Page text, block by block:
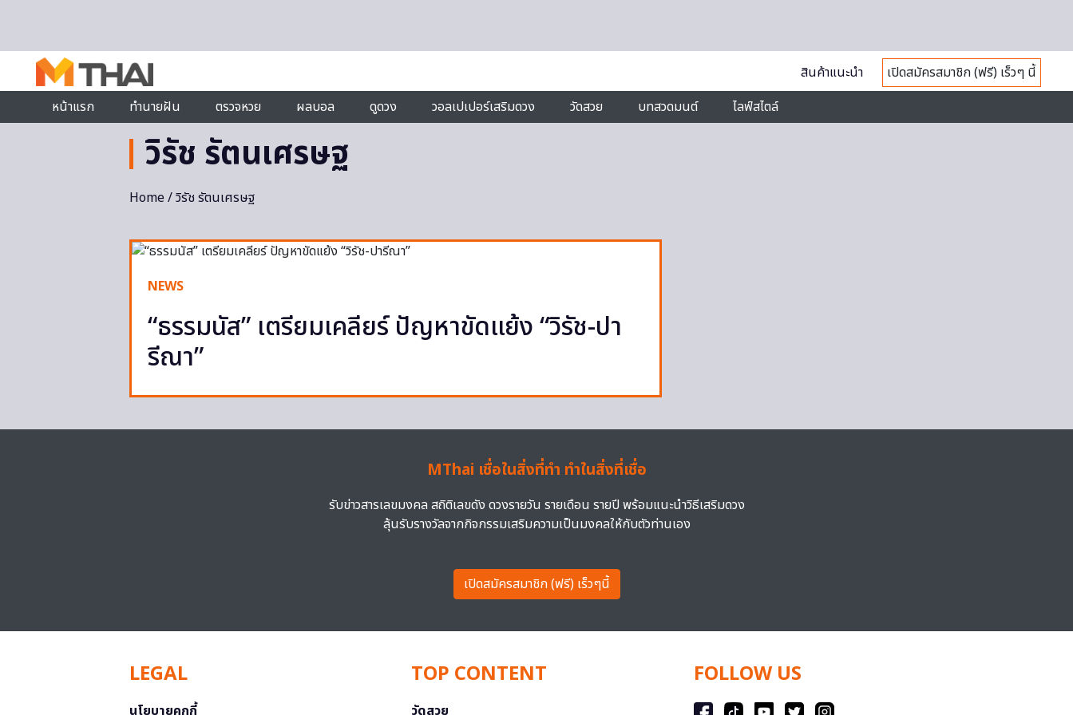
สินค้าแนะนำ
เปิดสมัครสมาชิก (ฟรี) เร็วๆ นี้
หน้าแรก
ทำนายฝัน ตรวจหวย ผลบอล ดูดวง วอลเปเปอร์เสริมดวง วัดสวย บทสวดมนต์ ไลฟ์สไตล์
วิรัช รัตนเศรษฐ
Home/ วิรัช รัตนเศรษฐ
NEWS
“ธรรมนัส” เตรียมเคลียร์ ​ปัญหาขัดแย้ง “วิรัช-ปา
รีณา”
MThai เชื่อในสิ่งที่ทำ ทำในสิ่งที่เชื่อ
รับข่าวสารเลขมงคล สถิติเลขดัง ดวงรายวัน รายเดือน รายปี พร้อมแนะนำวิธีเสริมดวง
ลุ้นรับรางวัลจากกิจกรรมเสริมความเป็นมงคลให้กับตัวท่านเอง
เปิดสมัครสมาชิก (ฟรี) เร็วๆนี้
LEGAL
นโยบายคุกกี้
TOP CONTENT
วัดสวย
FOLLOW US